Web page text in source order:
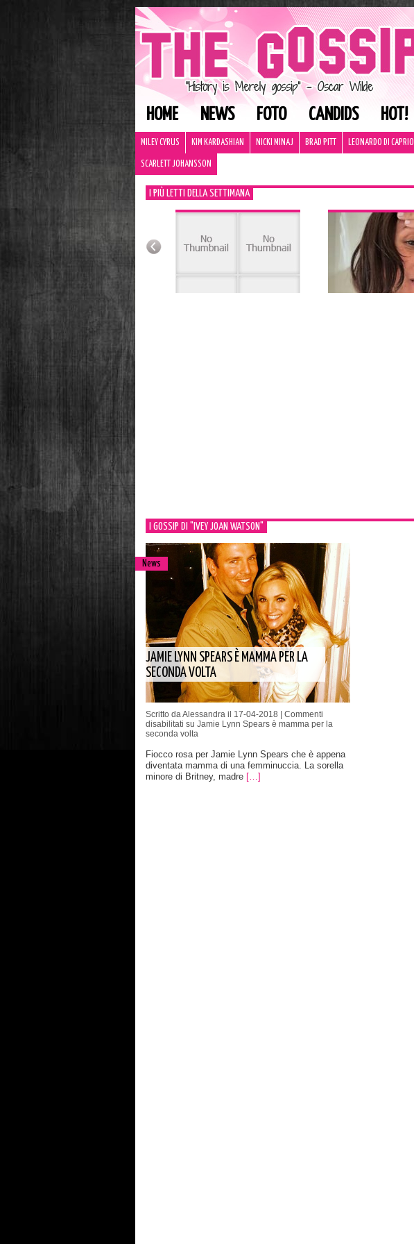
HOME NEWS FOTO CANDIDS HOT!
MILEY CYRUS KIM KARDASHIAN NICKI MINAJ BRAD PITT LEONARDO DI CAPRIO
SCARLETT JOHANSSON
I PIÙ LETTI DELLA SETTIMANA
I GOSSIP DI "IVEY JOAN WATSON"
News
JAMIE LYNN SPEARS È MAMMA PER LA
SECONDA VOLTA
Scritto da Alessandra il 17-04-2018 | Commenti
disabilitati su Jamie Lynn Spears è mamma per la
seconda volta
Fiocco rosa per Jamie Lynn Spears che è appena
diventata mamma di una femminuccia. La sorella
minore di Britney, madre […]